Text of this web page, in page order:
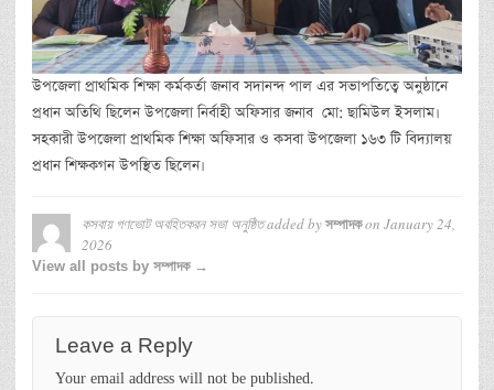
উপজেলা প্রাথমিক শিক্ষা কর্মকর্তা জনাব সদানন্দ পাল এর সভাপতিত্বে অনুষ্ঠানে
প্রধান অতিথি ছিলেন উপজেলা নির্বাহী অফিসার জনাব মো: ছামিউল ইসলাম।
সহকারী উপজেলা প্রাথমিক শিক্ষা অফিসার ও কসবা উপজেলা ১৬৩ টি বিদ্যালয়
প্রধান শিক্ষকগন উপস্থিত ছিলেন।
কসবায় গণভোট অবহিতকরন সভা অনুষ্ঠিতadded by সম্পাদকon January 24,
2026
View all posts by সম্পাদক →
Leave a Reply
Your email address will not be published.